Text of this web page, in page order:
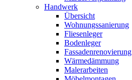
Handwerk
Übersicht
Wohnungssanierung
Fliesenleger
Bodenleger
Fassadenrenovierung
Wärmedämmung
Malerarbeiten